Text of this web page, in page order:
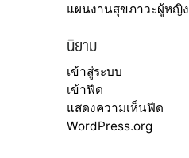
แผนงานสุขภาวะผู้หญิง
นิยาม
เข้าสู่ระบบ
เข้าฟีด
แสดงความเห็นฟีด
WordPress.org